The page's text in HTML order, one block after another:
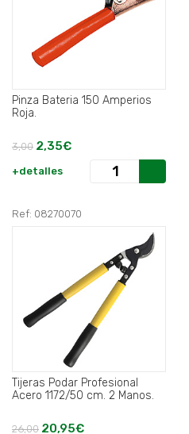
Pinza Bateria 150 Amperios
Roja.
3,00 2,35€
+detalles
Ref: 08270070
Tijeras Podar Profesional
Acero 1172/50 cm. 2 Manos.
26,00 20,95€